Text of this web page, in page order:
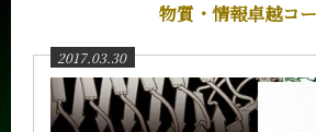
物質・情報卓越コ
2017.03.30
教員・研究室
Faculty and Laboratories